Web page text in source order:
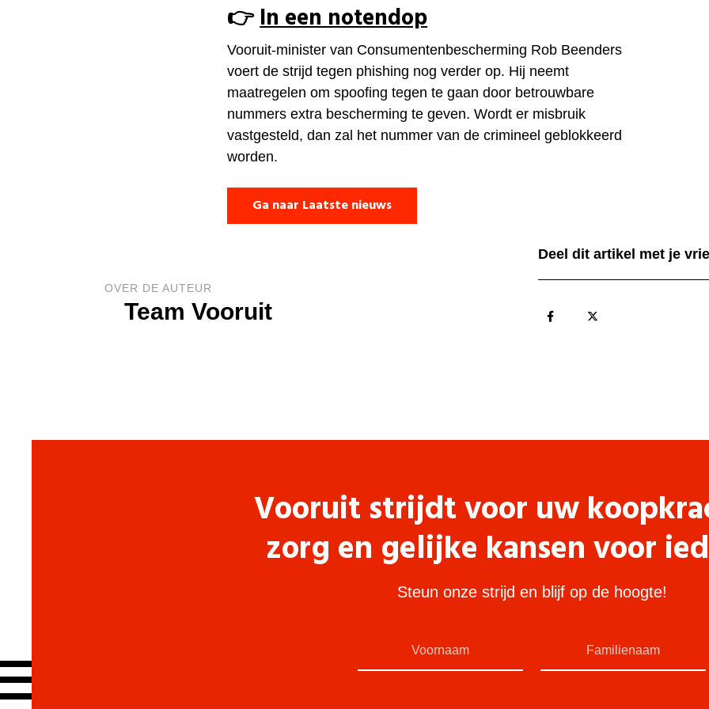
👉​In een notendop
Vooruit-minister van Consumentenbescherming Rob Beenders
voert de strijd tegen phishing nog verder op. Hij neemt
maatregelen om spoofing tegen te gaan door betrouwbare
nummers extra bescherming te geven. Wordt er misbruik
vastgesteld, dan zal het nummer van de crimineel geblokkeerd
worden.
Ga naar Laatste nieuws
OVER DE AUTEUR
Team Vooruit
Deel dit artikel met je
Vooruit strijdt voor uw
zorg en gelijke kansen voor
Steun onze strijd en blijf op de hoogte!